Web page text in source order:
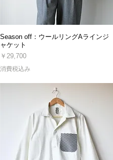
Season off：ウールリングAラインジ
ャケット
価格
￥29,700
消費税込み